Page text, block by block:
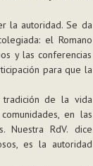
la autoridad. Se da
el Romano
y las conferencias
para que la
tradición de la vida
en las
Nuestra RdV. dice
es la autoridad